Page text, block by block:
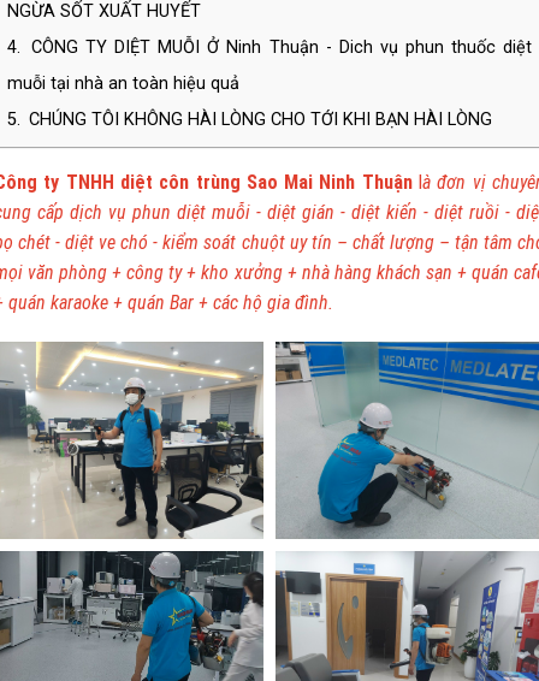
NGỪA SỐT XUẤT HUYẾT
4. CÔNG TY DIỆT MUỖI Ở Ninh Thuận - Dich vụ phun thuốc diệt
muỗi tại nhà an toàn hiệu quả
5. CHÚNG TÔI KHÔNG HÀI LÒNG CHO TỚI KHI BẠN HÀI LÒNG
ty TNHH diệt côn trùng Sao Mai Ninh Thuậnlà đơn vị
cấp dịch vụ phun diệt muỗi - diệt gián - diệt kiến - diệt ruồi -
chét - diệt ve chó - kiểm soát chuột uy tín – chất lượng – tận tâm
văn phòng + công ty + kho xưởng + nhà hàng khách sạn + quán
quán karaoke + quán Bar + các hộ gia đình.